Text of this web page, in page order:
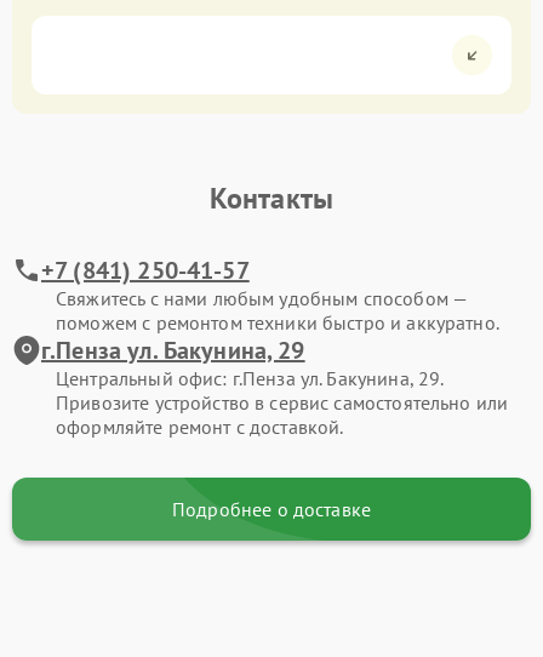
Контакты
+7 (841) 250-41-57
Свяжитесь с нами любым удобным способом —
поможем с ремонтом техники быстро и аккуратно.
г.Пенза ул. Бакунина, 29
Центральный офис: г.Пенза ул. Бакунина, 29.
Привозите устройство в сервис самостоятельно или
оформляйте ремонт с доставкой.
Подробнее о доставке